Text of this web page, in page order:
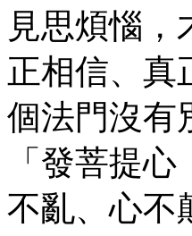
見思煩惱
正相信、真
個法門沒有
「發菩提
不亂、心不